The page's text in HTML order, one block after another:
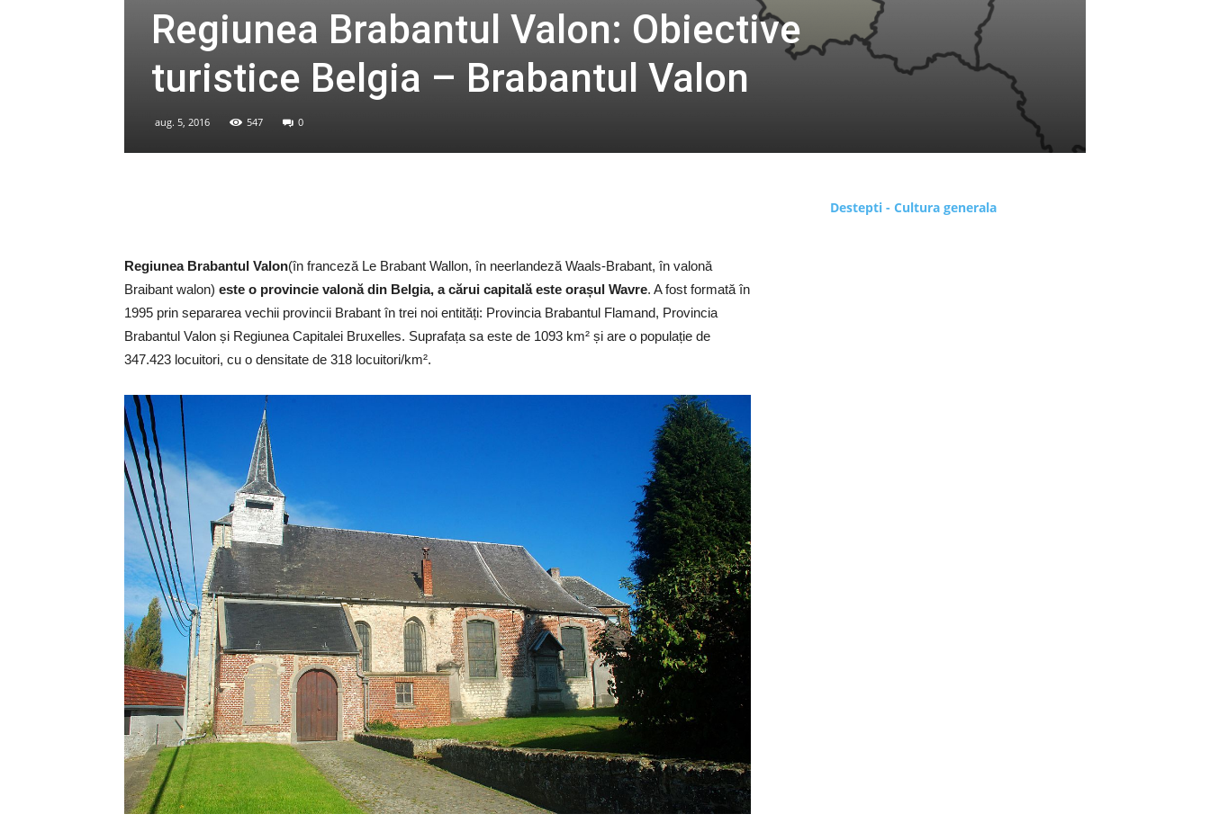
Regiunea Brabantul Valon: Obiective
turistice Belgia – Brabantul Valon
aug. 5, 2016 547 0
Regiunea Brabantul Valon(în franceză Le Brabant Wallon, în neerlandeză Waals-Brabant, în valonă
Braibant walon) este o provincie valonă din Belgia, a cărui capitală este orașul Wavre. A fost formată în
1995 prin separarea vechii provincii Brabant în trei noi entități: Provincia Brabantul Flamand, Provincia
Brabantul Valon și Regiunea Capitalei Bruxelles. Suprafața sa este de 1093 km² și are o populație de
347.423 locuitori, cu o densitate de 318 locuitori/km².
Destepti - Cultura generala